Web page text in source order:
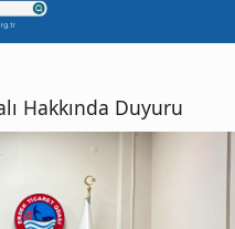
Hakkında Duyuru